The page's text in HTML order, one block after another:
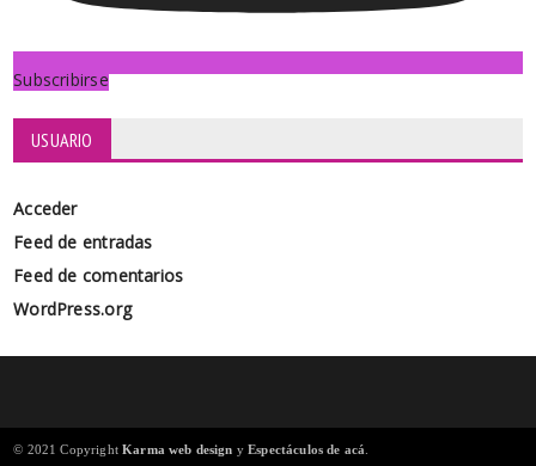
Subscribirse
USUARIO
Acceder
Feed de entradas
Feed de comentarios
WordPress.org
© 2021 CopyrightKarma web design yEspectáculos de acá